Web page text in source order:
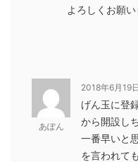
よろしくお願
あぽん
2018年6月19
げん玉に登
から開設し
一番早いと
を言われて